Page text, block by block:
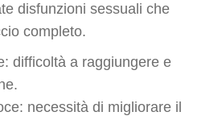
disfunzioni sessuali che
completo.
difficoltà a raggiungere e
necessità di migliorare il